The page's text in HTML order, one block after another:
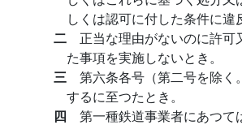
しくは認可に付した条件に違
二 正当な理由がないのに許可
た事項を実施しないとき。
三 第六条各号（第二号を除く
するに至つたとき。
四 第一種鉄道事業者にあつて